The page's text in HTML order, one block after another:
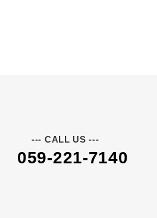
--- CALL US ---
059-221-7140